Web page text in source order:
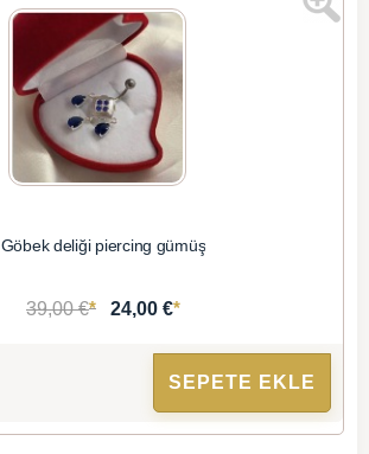
Göbek deliği piercing gümüş
39,00 €* 24,00 €*
SEPETE EKLE